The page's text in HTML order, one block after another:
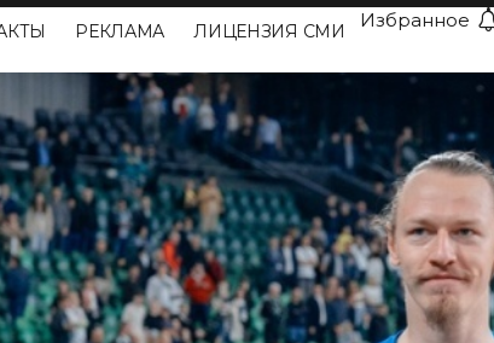
РЕКЛАМА ЛИЦЕНЗИЯ СМИ Избранное